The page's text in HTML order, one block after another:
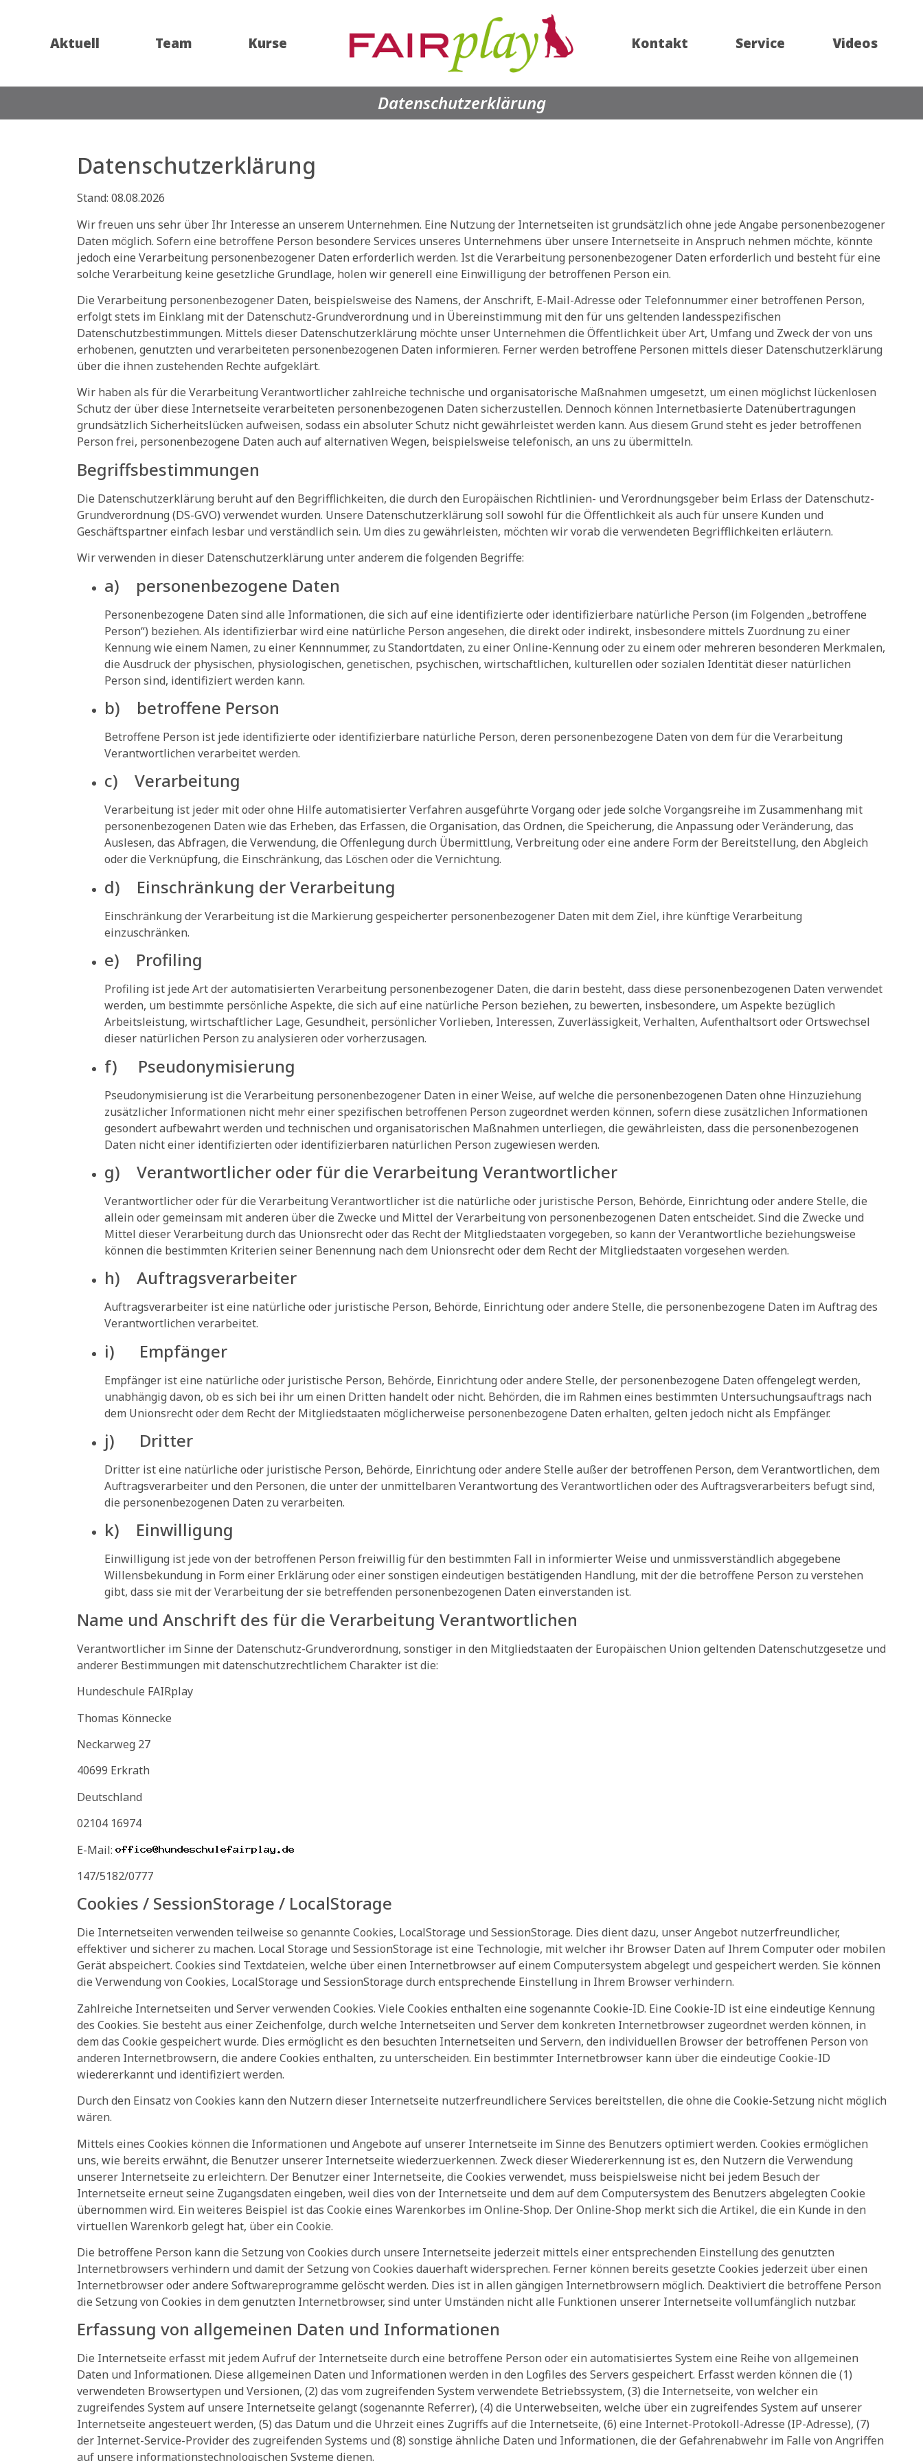
Aktuell Team Kurse Kontakt Service Videos
Datenschutzerklärung
Datenschutzerklärung
Stand: 08.08.2026
Wir freuen uns sehr über Ihr Interesse an unserem Unternehmen. Eine Nutzung der Internetseiten ist grundsätzlich ohne jede Angabe personenbezogener
Daten möglich. Sofern eine betroffene Person besondere Services unseres Unternehmens über unsere Internetseite in Anspruch nehmen möchte, könnte
jedoch eine Verarbeitung personenbezogener Daten erforderlich werden. Ist die Verarbeitung personenbezogener Daten erforderlich und besteht für eine
solche Verarbeitung keine gesetzliche Grundlage, holen wir generell eine Einwilligung der betroffenen Person ein.
Die Verarbeitung personenbezogener Daten, beispielsweise des Namens, der Anschrift, E-Mail-Adresse oder Telefonnummer einer betroffenen Person,
erfolgt stets im Einklang mit der Datenschutz-Grundverordnung und in Übereinstimmung mit den für uns geltenden landesspezifischen
Datenschutzbestimmungen. Mittels dieser Datenschutzerklärung möchte unser Unternehmen die Öffentlichkeit über Art, Umfang und Zweck der von uns
erhobenen, genutzten und verarbeiteten personenbezogenen Daten informieren. Ferner werden betroffene Personen mittels dieser Datenschutzerklärung
über die ihnen zustehenden Rechte aufgeklärt.
Wir haben als für die Verarbeitung Verantwortlicher zahlreiche technische und organisatorische Maßnahmen umgesetzt, um einen möglichst lückenlosen
Schutz der über diese Internetseite verarbeiteten personenbezogenen Daten sicherzustellen. Dennoch können Internetbasierte Datenübertragungen
grundsätzlich Sicherheitslücken aufweisen, sodass ein absoluter Schutz nicht gewährleistet werden kann. Aus diesem Grund steht es jeder betroffenen
Person frei, personenbezogene Daten auch auf alternativen Wegen, beispielsweise telefonisch, an uns zu übermitteln.
Begriffsbestimmungen
Die Datenschutzerklärung beruht auf den Begrifflichkeiten, die durch den Europäischen Richtlinien- und Verordnungsgeber beim Erlass der Datenschutz-
Grundverordnung (DS-GVO) verwendet wurden. Unsere Datenschutzerklärung soll sowohl für die Öffentlichkeit als auch für unsere Kunden und
Geschäftspartner einfach lesbar und verständlich sein. Um dies zu gewährleisten, möchten wir vorab die verwendeten Begrifflichkeiten erläutern.
Wir verwenden in dieser Datenschutzerklärung unter anderem die folgenden Begriffe:
a) personenbezogene Daten
Personenbezogene Daten sind alle Informationen, die sich auf eine identifizierte oder identifizierbare natürliche Person (im Folgenden „betroffene
Person“) beziehen. Als identifizierbar wird eine natürliche Person angesehen, die direkt oder indirekt, insbesondere mittels Zuordnung zu einer
Kennung wie einem Namen, zu einer Kennnummer, zu Standortdaten, zu einer Online-Kennung oder zu einem oder mehreren besonderen Merkmalen,
die Ausdruck der physischen, physiologischen, genetischen, psychischen, wirtschaftlichen, kulturellen oder sozialen Identität dieser natürlichen
Person sind, identifiziert werden kann.
b) betroffene Person
Betroffene Person ist jede identifizierte oder identifizierbare natürliche Person, deren personenbezogene Daten von dem für die Verarbeitung
Verantwortlichen verarbeitet werden.
c) Verarbeitung
Verarbeitung ist jeder mit oder ohne Hilfe automatisierter Verfahren ausgeführte Vorgang oder jede solche Vorgangsreihe im Zusammenhang mit
personenbezogenen Daten wie das Erheben, das Erfassen, die Organisation, das Ordnen, die Speicherung, die Anpassung oder Veränderung, das
Auslesen, das Abfragen, die Verwendung, die Offenlegung durch Übermittlung, Verbreitung oder eine andere Form der Bereitstellung, den Abgleich
oder die Verknüpfung, die Einschränkung, das Löschen oder die Vernichtung.
d) Einschränkung der Verarbeitung
Einschränkung der Verarbeitung ist die Markierung gespeicherter personenbezogener Daten mit dem Ziel, ihre künftige Verarbeitung
einzuschränken.
e) Profiling
Profiling ist jede Art der automatisierten Verarbeitung personenbezogener Daten, die darin besteht, dass diese personenbezogenen Daten verwendet
werden, um bestimmte persönliche Aspekte, die sich auf eine natürliche Person beziehen, zu bewerten, insbesondere, um Aspekte bezüglich
Arbeitsleistung, wirtschaftlicher Lage, Gesundheit, persönlicher Vorlieben, Interessen, Zuverlässigkeit, Verhalten, Aufenthaltsort oder Ortswechsel
dieser natürlichen Person zu analysieren oder vorherzusagen.
f) Pseudonymisierung
Pseudonymisierung ist die Verarbeitung personenbezogener Daten in einer Weise, auf welche die personenbezogenen Daten ohne Hinzuziehung
zusätzlicher Informationen nicht mehr einer spezifischen betroffenen Person zugeordnet werden können, sofern diese zusätzlichen Informationen
gesondert aufbewahrt werden und technischen und organisatorischen Maßnahmen unterliegen, die gewährleisten, dass die personenbezogenen
Daten nicht einer identifizierten oder identifizierbaren natürlichen Person zugewiesen werden.
g) Verantwortlicher oder für die Verarbeitung Verantwortlicher
Verantwortlicher oder für die Verarbeitung Verantwortlicher ist die natürliche oder juristische Person, Behörde, Einrichtung oder andere Stelle, die
allein oder gemeinsam mit anderen über die Zwecke und Mittel der Verarbeitung von personenbezogenen Daten entscheidet. Sind die Zwecke und
Mittel dieser Verarbeitung durch das Unionsrecht oder das Recht der Mitgliedstaaten vorgegeben, so kann der Verantwortliche beziehungsweise
können die bestimmten Kriterien seiner Benennung nach dem Unionsrecht oder dem Recht der Mitgliedstaaten vorgesehen werden.
h) Auftragsverarbeiter
Auftragsverarbeiter ist eine natürliche oder juristische Person, Behörde, Einrichtung oder andere Stelle, die personenbezogene Daten im Auftrag des
Verantwortlichen verarbeitet.
i) Empfänger
Empfänger ist eine natürliche oder juristische Person, Behörde, Einrichtung oder andere Stelle, der personenbezogene Daten offengelegt werden,
unabhängig davon, ob es sich bei ihr um einen Dritten handelt oder nicht. Behörden, die im Rahmen eines bestimmten Untersuchungsauftrags nach
dem Unionsrecht oder dem Recht der Mitgliedstaaten möglicherweise personenbezogene Daten erhalten, gelten jedoch nicht als Empfänger.
j) Dritter
Dritter ist eine natürliche oder juristische Person, Behörde, Einrichtung oder andere Stelle außer der betroffenen Person, dem Verantwortlichen, dem
Auftragsverarbeiter und den Personen, die unter der unmittelbaren Verantwortung des Verantwortlichen oder des Auftragsverarbeiters befugt sind,
die personenbezogenen Daten zu verarbeiten.
k) Einwilligung
Einwilligung ist jede von der betroffenen Person freiwillig für den bestimmten Fall in informierter Weise und unmissverständlich abgegebene
Willensbekundung in Form einer Erklärung oder einer sonstigen eindeutigen bestätigenden Handlung, mit der die betroffene Person zu verstehen
gibt, dass sie mit der Verarbeitung der sie betreffenden personenbezogenen Daten einverstanden ist.
Name und Anschrift des für die Verarbeitung Verantwortlichen
Verantwortlicher im Sinne der Datenschutz-Grundverordnung, sonstiger in den Mitgliedstaaten der Europäischen Union geltenden Datenschutzgesetze und
anderer Bestimmungen mit datenschutzrechtlichem Charakter ist die:
Hundeschule FAIRplay
Thomas Könnecke
Neckarweg 27
40699 Erkrath
Deutschland
02104 16974
E-Mail:
147/5182/0777
Cookies / SessionStorage / LocalStorage
Die Internetseiten verwenden teilweise so genannte Cookies, LocalStorage und SessionStorage. Dies dient dazu, unser Angebot nutzerfreundlicher,
effektiver und sicherer zu machen. Local Storage und SessionStorage ist eine Technologie, mit welcher ihr Browser Daten auf Ihrem Computer oder mobilen
Gerät abspeichert. Cookies sind Textdateien, welche über einen Internetbrowser auf einem Computersystem abgelegt und gespeichert werden. Sie können
die Verwendung von Cookies, LocalStorage und SessionStorage durch entsprechende Einstellung in Ihrem Browser verhindern.
Zahlreiche Internetseiten und Server verwenden Cookies. Viele Cookies enthalten eine sogenannte Cookie-ID. Eine Cookie-ID ist eine eindeutige Kennung
des Cookies. Sie besteht aus einer Zeichenfolge, durch welche Internetseiten und Server dem konkreten Internetbrowser zugeordnet werden können, in
dem das Cookie gespeichert wurde. Dies ermöglicht es den besuchten Internetseiten und Servern, den individuellen Browser der betroffenen Person von
anderen Internetbrowsern, die andere Cookies enthalten, zu unterscheiden. Ein bestimmter Internetbrowser kann über die eindeutige Cookie-ID
wiedererkannt und identifiziert werden.
Durch den Einsatz von Cookies kann den Nutzern dieser Internetseite nutzerfreundlichere Services bereitstellen, die ohne die Cookie-Setzung nicht möglich
wären.
Mittels eines Cookies können die Informationen und Angebote auf unserer Internetseite im Sinne des Benutzers optimiert werden. Cookies ermöglichen
uns, wie bereits erwähnt, die Benutzer unserer Internetseite wiederzuerkennen. Zweck dieser Wiedererkennung ist es, den Nutzern die Verwendung
unserer Internetseite zu erleichtern. Der Benutzer einer Internetseite, die Cookies verwendet, muss beispielsweise nicht bei jedem Besuch der
Internetseite erneut seine Zugangsdaten eingeben, weil dies von der Internetseite und dem auf dem Computersystem des Benutzers abgelegten Cookie
übernommen wird. Ein weiteres Beispiel ist das Cookie eines Warenkorbes im Online-Shop. Der Online-Shop merkt sich die Artikel, die ein Kunde in den
virtuellen Warenkorb gelegt hat, über ein Cookie.
Die betroffene Person kann die Setzung von Cookies durch unsere Internetseite jederzeit mittels einer entsprechenden Einstellung des genutzten
Internetbrowsers verhindern und damit der Setzung von Cookies dauerhaft widersprechen. Ferner können bereits gesetzte Cookies jederzeit über einen
Internetbrowser oder andere Softwareprogramme gelöscht werden. Dies ist in allen gängigen Internetbrowsern möglich. Deaktiviert die betroffene Person
die Setzung von Cookies in dem genutzten Internetbrowser, sind unter Umständen nicht alle Funktionen unserer Internetseite vollumfänglich nutzbar.
Erfassung von allgemeinen Daten und Informationen
Die Internetseite erfasst mit jedem Aufruf der Internetseite durch eine betroffene Person oder ein automatisiertes System eine Reihe von allgemeinen
Daten und Informationen. Diese allgemeinen Daten und Informationen werden in den Logfiles des Servers gespeichert. Erfasst werden können die (1)
verwendeten Browsertypen und Versionen, (2) das vom zugreifenden System verwendete Betriebssystem, (3) die Internetseite, von welcher ein
zugreifendes System auf unsere Internetseite gelangt (sogenannte Referrer), (4) die Unterwebseiten, welche über ein zugreifendes System auf unserer
Internetseite angesteuert werden, (5) das Datum und die Uhrzeit eines Zugriffs auf die Internetseite, (6) eine Internet-Protokoll-Adresse (IP-Adresse), (7)
der Internet-Service-Provider des zugreifenden Systems und (8) sonstige ähnliche Daten und Informationen, die der Gefahrenabwehr im Falle von Angriffen
auf unsere informationstechnologischen Systeme dienen.